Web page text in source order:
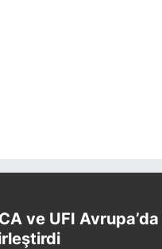
ve UFI Avrupa’da